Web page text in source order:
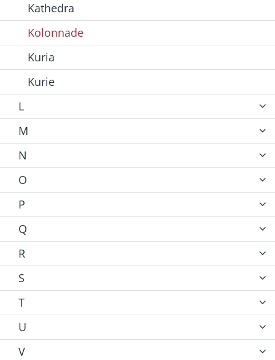
Kathedra
Kolonnade
Kuria
Kurie
L
M
N
O
P
Q
R
S
T
U
V